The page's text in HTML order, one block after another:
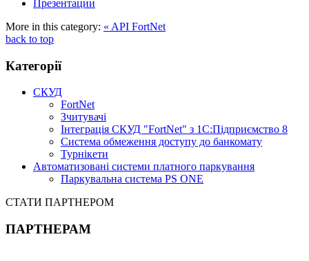
Презентации
More in this category: « API FortNet
back to top
Категорії
СКУД
FortNet
Зчитувачі
Інтеграція СКУД "FortNet" з 1С:Підприємство 8
Система обмеження доступу до банкомату
Турнікети
Автоматизовані системи платного паркування
Паркувальна система PS ONE
СТАТИ ПАРТНЕРОМ
ПАРТНЕРАМ